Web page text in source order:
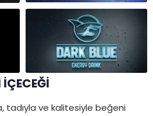
İÇECEĞİ
tadıyla ve kalitesiyle beğeni